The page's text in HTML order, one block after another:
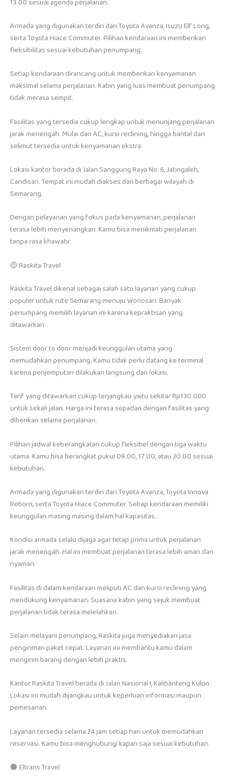
Armada yang digunakan terdiri dari Toyota Avanza, Isuzu Elf Long,
serta Toyota Hiace Commuter. Pilihan kendaraan ini memberikan
fleksibilitas sesuai kebutuhan penumpang.
Setiap kendaraan dirancang untuk memberikan kenyamanan
maksimal selama perjalanan. Kabin yang luas membuat penumpang
tidak merasa sempit.
Fasilitas yang tersedia cukup lengkap untuk menunjang perjalanan
jarak menengah. Mulai dari AC, kursi reclining, hingga bantal dan
selimut tersedia untuk kenyamanan ekstra.
Lokasi kantor berada di Jalan Sanggung Raya No. 6, Jatingaleh,
Candisari. Tempat ini mudah diakses dari berbagai wilayah di
Semarang.
Dengan pelayanan yang fokus pada kenyamanan, perjalanan
terasa lebih menyenangkan. Kamu bisa menikmati perjalanan
tanpa rasa khawatir.
🟡 Raskita Travel
Raskita Travel dikenal sebagai salah satu layanan yang cukup
populer untuk rute Semarang menuju Wonosari. Banyak
penumpang memilih layanan ini karena kepraktisan yang
ditawarkan.
Sistem door to door menjadi keunggulan utama yang
memudahkan penumpang. Kamu tidak perlu datang ke terminal
karena penjemputan dilakukan langsung dari lokasi.
Tarif yang ditawarkan cukup terjangkau yaitu sekitar Rp130.000
untuk sekali jalan. Harga ini terasa sepadan dengan fasilitas yang
diberikan selama perjalanan.
Pilihan jadwal keberangkatan cukup fleksibel dengan tiga waktu
utama. Kamu bisa berangkat pukul 09.00, 17.00, atau 20.00 sesuai
kebutuhan.
Armada yang digunakan terdiri dari Toyota Avanza, Toyota Innova
Reborn, serta Toyota Hiace Commuter. Setiap kendaraan memiliki
keunggulan masing masing dalam hal kapasitas.
Kondisi armada selalu dijaga agar tetap prima untuk perjalanan
jarak menengah. Hal ini membuat perjalanan terasa lebih aman dan
nyaman.
Fasilitas di dalam kendaraan meliputi AC dan kursi reclining yang
mendukung kenyamanan. Suasana kabin yang sejuk membuat
perjalanan tidak terasa melelahkan.
Selain melayani penumpang, Raskita juga menyediakan jasa
pengiriman paket cepat. Layanan ini membantu kamu dalam
mengirim barang dengan lebih praktis.
Kantor Raskita Travel berada di Jalan Nasional I, Kalibanteng Kulon.
Lokasi ini mudah dijangkau untuk keperluan informasi maupun
pemesanan.
Layanan tersedia selama 24 jam setiap hari untuk memudahkan
reservasi. Kamu bisa menghubungi kapan saja sesuai kebutuhan.
🟠 Eltrans Travel